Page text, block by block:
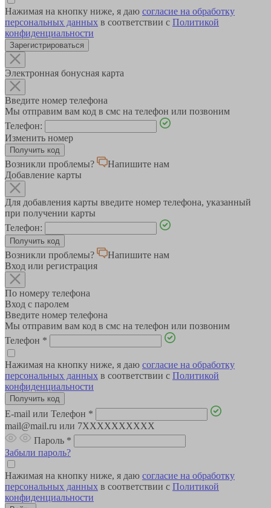
Нажимая на кнопку ниже, я даю согласие на обработку
персональных данных в соответствии с Политикой
конфиденциальности
Зарегистрироваться
Электронная бонусная карта
Введите номер телефона
Мы отправим вам код в смс на телефон или позвоним
Телефон:
Изменить номер
Возникли проблемы?
Напишите нам
Добавление карты
Для добавления карты введите номер телефона, указанный
при получении карты
Телефон:
Возникли проблемы?
Напишите нам
Вход или регистрация
По номеру телефона
Вход с паролем
Введите номер телефона
Мы отправим вам код в смс на телефон или позвоним
Телефон *
Нажимая на кнопку ниже, я даю согласие на обработку
персональных данных в соответствии с Политикой
конфиденциальности
E-mail или Телефон *
mail@mail.ru или 7XXXXXXXXXX
Пароль *
Забыли пароль?
Нажимая на кнопку ниже, я даю согласие на обработку
персональных данных в соответствии с Политикой
конфиденциальности